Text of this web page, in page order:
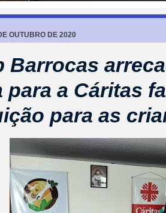
OUTUBRO DE 2020
Barrocas
para a Cáritas
para as